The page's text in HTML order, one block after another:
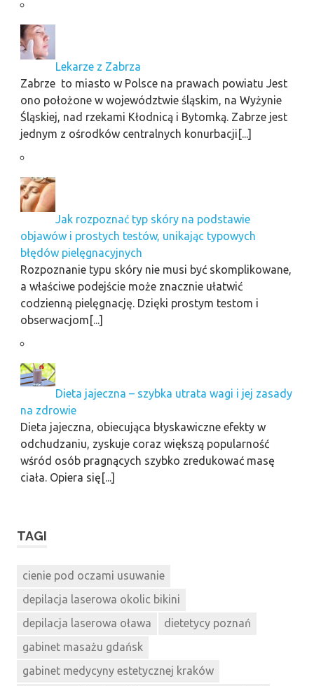
Lekarze z Zabrza
Zabrze to miasto w Polsce na prawach powiatu Jest
ono położone w województwie śląskim, na Wyżynie
Śląskiej, nad rzekami Kłodnicą i Bytomką. Zabrze jest
jednym z ośrodków centralnych konurbacji[...]
Jak rozpoznać typ skóry na podstawie
objawów i prostych testów, unikając typowych
błędów pielęgnacyjnych
Rozpoznanie typu skóry nie musi być skomplikowane,
a właściwe podejście może znacznie ułatwić
codzienną pielęgnację. Dzięki prostym testom i
obserwacjom[...]
Dieta jajeczna – szybka utrata wagi i jej zasady
na zdrowie
Dieta jajeczna, obiecująca błyskawiczne efekty w
odchudzaniu, zyskuje coraz większą popularność
wśród osób pragnących szybko zredukować masę
ciała. Opiera się[...]
TAGI
cienie pod oczami usuwanie
depilacja laserowa okolic bikini
depilacja laserowa oława
dietetycy poznań
gabinet masażu gdańsk
gabinet medycyny estetycznej kraków